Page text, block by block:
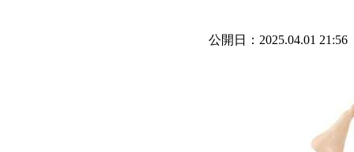
公開日：2025.04.01 21:56